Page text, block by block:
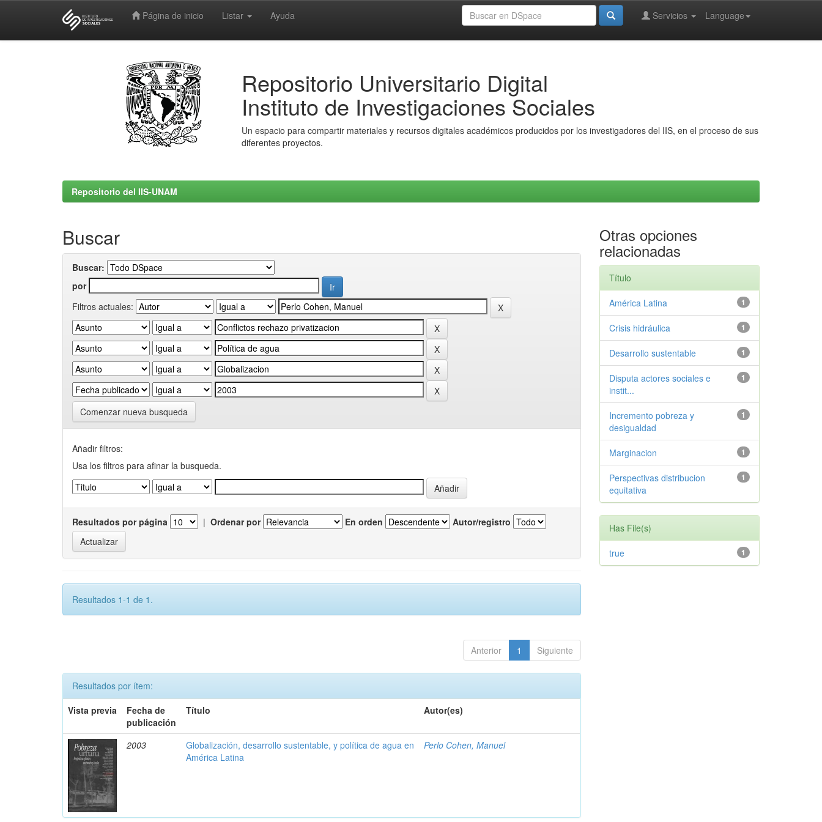
Página de inicio Listar Ayuda Language
Servicios
Repositorio Universitario Digital
Instituto de Investigaciones Sociales
Un espacio para compartir materiales y recursos digitales académicos producidos por los investigadores del IIS, en el proceso de sus
diferentes proyectos.
Repositorio del IIS-UNAM
Buscar
Buscar:
por
Filtros actuales:
Comenzar nueva busqueda
Añadir filtros:
Usa los filtros para afinar la busqueda.
Resultados por página | Ordenar por En orden Autor/registro
Resultados 1-1 de 1.
Anterior 1 Siguiente
Resultados por ítem:
Vista previa
Fecha de
publicación
Título Autor(es)
2003
Globalización, desarrollo sustentable, y política de agua en
América Latina
Perlo Cohen, Manuel
Otras opciones
relacionadas
Título
1
América Latina
1
Crisis hidráulica
1
Desarrollo sustentable
1
Disputa actores sociales e
instit...
1
Incremento pobreza y
desigualdad
1
Marginacion
1
Perspectivas distribucion
equitativa
Has File(s)
1
true